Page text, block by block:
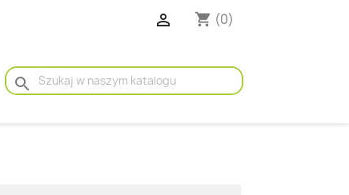
 shopping_cart (0)
search